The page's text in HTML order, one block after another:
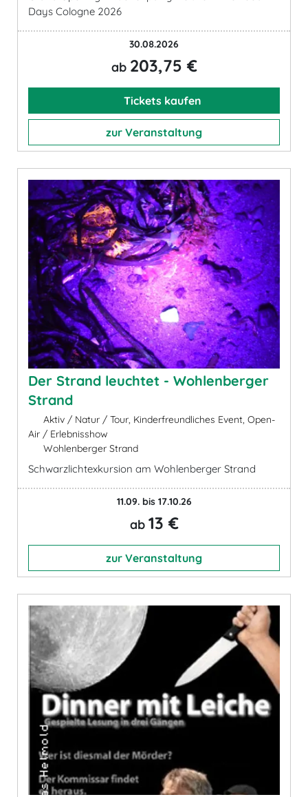
Days Cologne 2026
30.08.2026
ab 203,75 €
Tickets kaufen
zur Veranstaltung
Der Strand leuchtet - Wohlenberger
Strand
Aktiv / Natur / Tour, Kinderfreundliches Event, Open-
Air / Erlebnisshow
Wohlenberger Strand
Schwarzlichtexkursion am Wohlenberger Strand
11.09. bis 17.10.26
ab 13 €
zur Veranstaltung